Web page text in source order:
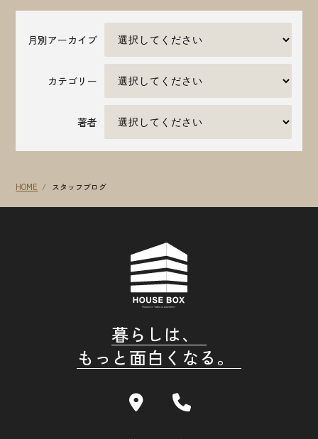
月別アーカイブ
カテゴリー
著者
HOME スタッフブログ
暮らしは、
もっと面白くなる。